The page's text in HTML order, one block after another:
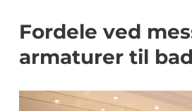
Fordele ved
armaturer til